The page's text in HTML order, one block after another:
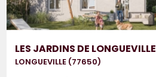
LES JARDINS DE LONGUEVILLE
LONGUEVILLE (77650)